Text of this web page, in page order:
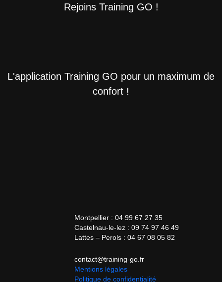
Rejoins Training GO !
L'application Training GO pour un maximum de
confort !
Montpellier : 04 99 67 27 35
Castelnau-le-lez : 09 74 97 46 49
Lattes – Perols : 04 67 08 05 82
contact@training-go.fr
Mentions légales
Politique de confidentialité